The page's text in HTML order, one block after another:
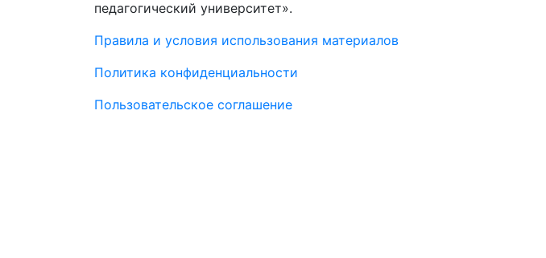
педагогический университет».
Правила и условия использования материалов
Политика конфиденциальности
Пользовательское соглашение